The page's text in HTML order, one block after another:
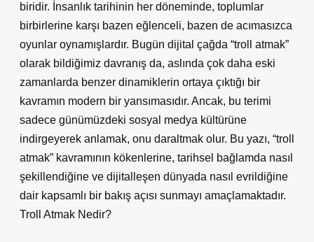
biridir. İnsanlık tarihinin her döneminde, toplumlar
birbirlerine karşı bazen eğlenceli, bazen de acımasızca
oyunlar oynamışlardır. Bugün dijital çağda “troll atmak”
olarak bildiğimiz davranış da, aslında çok daha eski
zamanlarda benzer dinamiklerin ortaya çıktığı bir
kavramın modern bir yansımasıdır. Ancak, bu terimi
sadece günümüzdeki sosyal medya kültürüne
indirgeyerek anlamak, onu daraltmak olur. Bu yazı, “troll
atmak” kavramının kökenlerine, tarihsel bağlamda nasıl
şekillendiğine ve dijitalleşen dünyada nasıl evrildiğine
dair kapsamlı bir bakış açısı sunmayı amaçlamaktadır.
Troll Atmak Nedir?